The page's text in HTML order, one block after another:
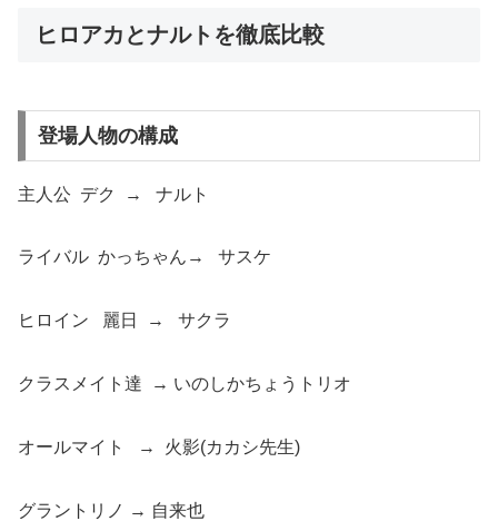
ヒロアカとナルトを徹底比較
登場人物の構成
主人公 デク → ナルト
ライバル かっちゃん→ サスケ
ヒロイン 麗日 → サクラ
クラスメイト達 → いのしかちょうトリオ
オールマイト → 火影(カカシ先生)
グラントリノ → 自来也